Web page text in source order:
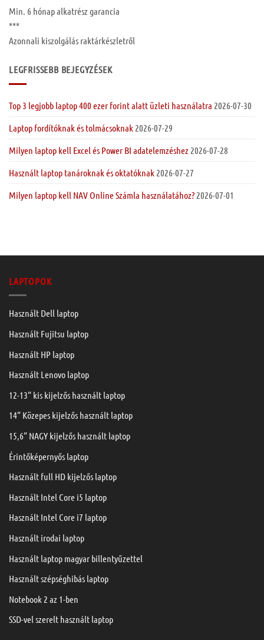
Min. 6 hónapalkatrész garancia
***
Azonnali kiszolgálás raktárkészletről
LEGFRISSEBB BEJEGYZÉSEK
Top 3 legjobb laptop 400 ezer forint alatt üzleti használatra 2026-07-30
Laptop fordítóknak és tolmácsoknak 2026-07-29
Milyen laptop kell Excel és Power BI adatelemzéshez 2026-07-28
Használt laptop tanároknak és oktatóknak 2026-07-27
Milyen laptop kell NAV Online Számla használatához? 2026-07-01
LAPTOPOK
Használt Dell laptop
Használt Fujitsu laptop
Használt HP laptop
Használt Lenovo laptop
12-13” kis kijelzős használt laptop
14” Közepes kijelzős használt laptop
15,6” NAGY kijelzős használt laptop
Érintőképernyős laptop
Használt full HD kijelzős laptop
Használt Intel Core i5 laptop
Használt Intel Core i7 laptop
Használt irodai laptop
Használt laptop magyar billentyűzettel
Használt szépséghibás laptop
Notebook 2 az 1-ben
SSD-vel szerelt használt laptop